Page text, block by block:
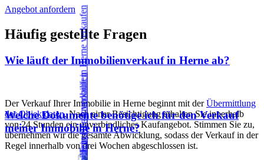
Angebot anfordern
Häufig gestellte Fragen
Wie läuft der Immobilienverkauf in Herne ab?
Der Verkauf Ihrer Immobilie in Herne beginnt mit derÜbermittlung
der Objektdaten. Nach einer Besichtigung erhalten Sie innerhalb
von 24 Stunden ein unverbindliches Kaufangebot. Stimmen Sie zu,
übernehmen wir die gesamte Abwicklung, sodass der Verkauf in der
Regel innerhalb von drei Wochen abgeschlossen ist.
Welche Dokumente benötige ich für den Verkauf
meiner Immobilie in Herne?